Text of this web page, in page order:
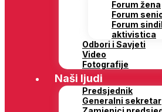
Forum žena
Forum
Forum
aktivistica
Odbori i Savjeti
Video
Fotografije
Naši ljudi
Predsjednik
Generalni sekretar